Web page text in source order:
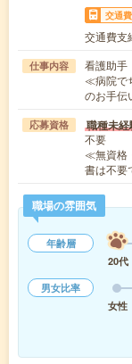
交通費
交通費支
仕事内容
看護助手
≪病院で
のお手伝
応募資格 職種未
不要
≪無資格
書は不
職場の雰囲気
年齢層
20代
男女比率
女性